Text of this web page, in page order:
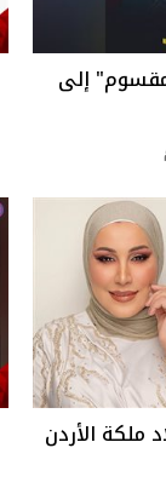
إلى
ملكة الأردن